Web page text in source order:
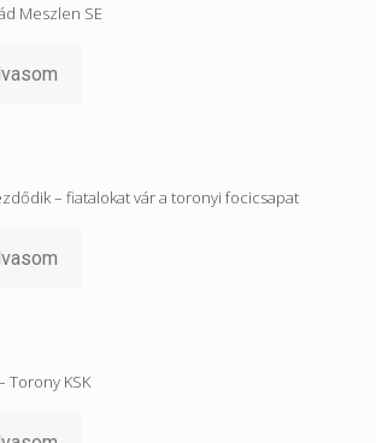
Meszlen SE
– fiatalokat vár a toronyi focicsapat
Torony KSK